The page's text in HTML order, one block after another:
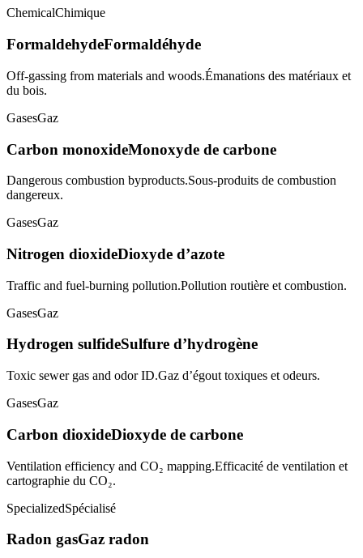
ChemicalChimique
FormaldehydeFormaldéhyde
Off-gassing from materials and woods.Émanations des matériaux et
du bois.
GasesGaz
Carbon monoxideMonoxyde de carbone
Dangerous combustion byproducts.Sous-produits de combustion
dangereux.
GasesGaz
Nitrogen dioxideDioxyde d’azote
Traffic and fuel-burning pollution.Pollution routière et combustion.
GasesGaz
Hydrogen sulfideSulfure d’hydrogène
Toxic sewer gas and odor ID.Gaz d’égout toxiques et odeurs.
GasesGaz
Carbon dioxideDioxyde de carbone
Ventilation efficiency and CO₂ mapping.Efficacité de ventilation et
cartographie du CO₂.
SpecializedSpécialisé
Radon gasGaz radon